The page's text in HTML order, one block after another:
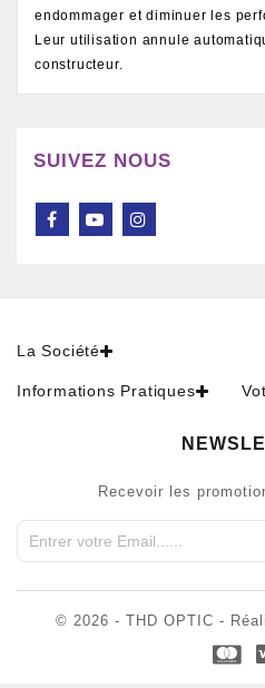
endommager et diminuer les
Leur utilisation annule
constructeur.
SUIVEZ NOUS
La Société
Informations Pratiques
Recevoir les
© 2026 - THD OPTIC -